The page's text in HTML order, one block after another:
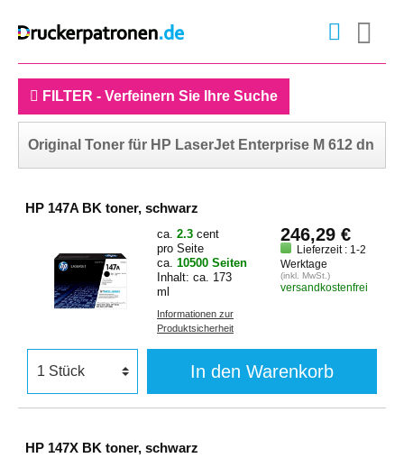
FILTER - Verfeinern Sie Ihre Suche
Original Toner für HP LaserJet Enterprise M 612 dn
HP 147A BK toner, schwarz
ca. 2.3 cent
pro Seite
ca. 10500 Seiten
Inhalt: ca. 173
ml
Informationen zur
Produktsicherheit
246,29 €
Lieferzeit : 1-2
Werktage
(inkl. MwSt.)
versandkostenfrei
In den Warenkorb
HP 147X BK toner, schwarz